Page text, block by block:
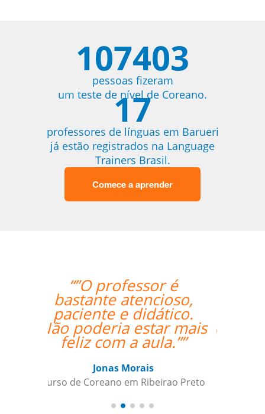
107403
pessoas fizeram
um teste de nível de Coreano.
17
professores de línguas em Barueri
já estão registrados na Language
Trainers Brasil.
Comece a aprender
“”A experiente
professora Mei foi
bastante didática e
conseguiu mesmo via
Skype me fazer
passos de Chinês
Mandarim.””
Antonio Pina